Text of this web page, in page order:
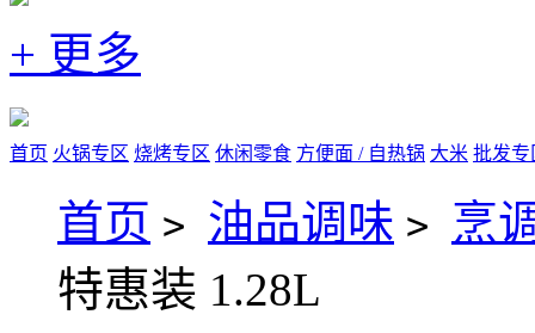
+ 更多
首页 火锅专区 烧烤专区 休闲零食 方便面 / 自热锅 大米 批发专
首页 > 油品调味 > 烹
特惠装 1.28L